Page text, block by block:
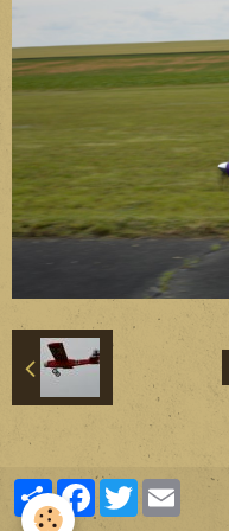
Liens
Contact
PartagerFacebook
Twitter
Email